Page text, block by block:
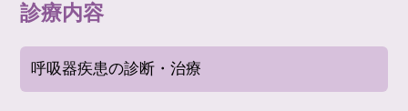
診療内容
呼吸器疾患の診断・治療